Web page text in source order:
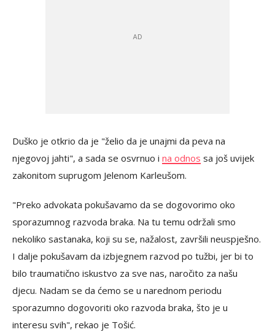
Duško je otkrio da je "želio da je unajmi da peva na
njegovoj jahti", a sada se osvrnuo i na odnos sa još uvijek
zakonitom suprugom Jelenom Karleušom.
"Preko advokata pokušavamo da se dogovorimo oko
sporazumnog razvoda braka. Na tu temu održali smo
nekoliko sastanaka, koji su se, nažalost, završili neuspješno.
I dalje pokušavam da izbjegnem razvod po tužbi, jer bi to
bilo traumatično iskustvo za sve nas, naročito za našu
djecu. Nadam se da ćemo se u narednom periodu
sporazumno dogovoriti oko razvoda braka, što je u
interesu svih", rekao je Tošić.